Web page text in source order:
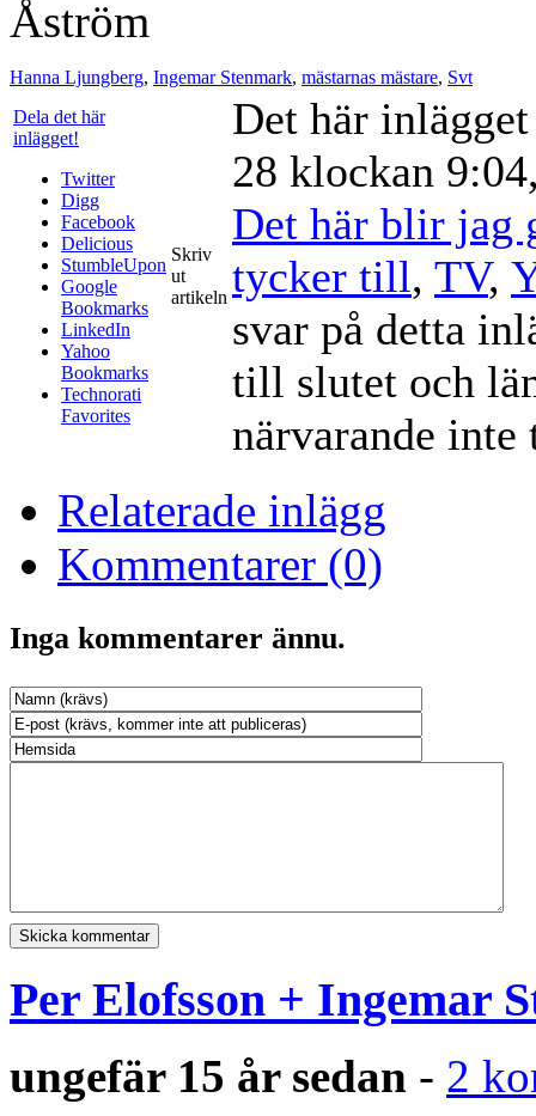
Hanna Ljungberg, Ingemar Stenmark, mästarnas mästare, Svt
Dela det här
inlägget!
Twitter
Digg
Facebook
Delicious
StumbleUpon
Google
Bookmarks
LinkedIn
Yahoo
Bookmarks
Technorati
Favorites
Skriv
ut
artikeln
Det här
28 klockan
Det här blir jag
tycker till, TV,
svar på detta
till slutet och
närvarande
Relaterade inlägg
Kommentarer (0)
Inga kommentarer ännu.
Per Elofsson + Ingemar
ungefär 15 år sedan - 2